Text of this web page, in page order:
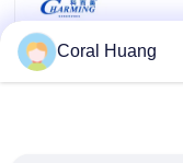
Haberler
Teklif isteği
Coral Huang